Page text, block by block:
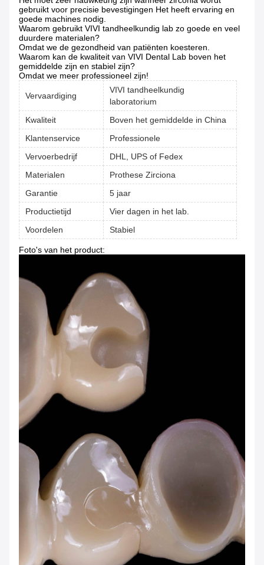
gebruikt voor precisie bevestigingen Het heeft ervaring en
goede machines nodig.
Waarom gebruikt VIVI tandheelkundig lab zo goede en veel
duurdere materialen?
Omdat we de gezondheid van patiënten koesteren.
Waarom kan de kwaliteit van VIVI Dental Lab boven het
gemiddelde zijn en stabiel zijn?
Omdat we meer professioneel zijn!
Vervaardiging
VIVI tandheelkundig
laboratorium
Kwaliteit
Boven het gemiddelde in China
Klantenservice
Professionele
Vervoerbedrijf
DHL, UPS of Fedex
Materialen
Prothese Zirciona
Garantie
5 jaar
Productietijd
Vier dagen in het lab.
Voordelen
Stabiel
Foto's van het product: